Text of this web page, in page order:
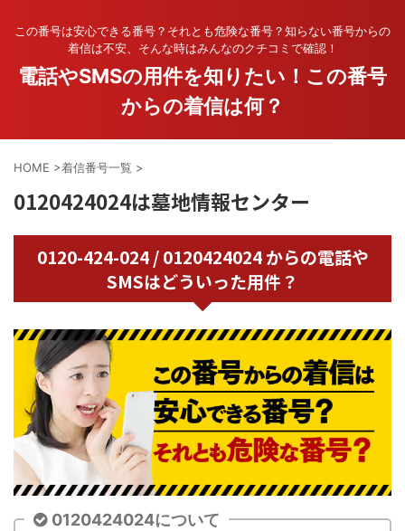
この番号は安心できる番号？それとも危険な番号？知らない番号からの
着信は不安、そんな時はみんなのクチコミで確認！
電話やSMSの用件を知りたい！この番号
からの着信は何？
HOME >着信番号一覧 >
0120424024は墓地情報センター
0120-424-024 / 0120424024 からの電話や
SMSはどういった用件？
0120424024について